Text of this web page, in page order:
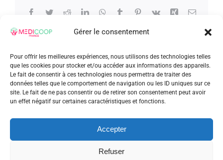
Gérer le consentement
Pour offrir les meilleures expériences, nous utilisons des technologies telles
que les cookies pour stocker et/ou accéder aux informations des appareils.
Le fait de consentir à ces technologies nous permettra de traiter des
données telles que le comportement de navigation ou les ID uniques sur ce
site. Le fait de ne pas consentir ou de retirer son consentement peut avoir
un effet négatif sur certaines caractéristiques et fonctions.
Accepter
Refuser
Facebook
TwitterRedditLinkedInWhatsApp
TumblrPinterest
Vk Xing Email
À propos de l'auteur :admin_patrick